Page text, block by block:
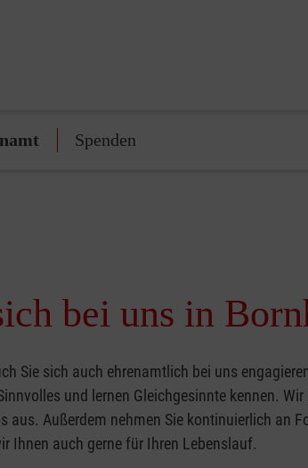
Spenden
bei uns in
Sie sich auch ehrenamtlich bei uns
und lernen Gleichgesinnte kennen. Wir
aus. Außerdem nehmen Sie kontinuierlich an
Ihnen auch gerne für Ihren Lebenslauf.